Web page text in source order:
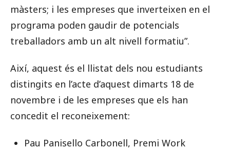
màsters; i les empreses que inverteixen en el
programa poden gaudir de potencials
treballadors amb un alt nivell formatiu”.
Així, aquest és el llistat dels nou estudiants
distingits en l’acte d’aquest dimarts 18 de
novembre i de les empreses que els han
concedit el reconeixement:
Pau Panisello Carbonell, Premi Work